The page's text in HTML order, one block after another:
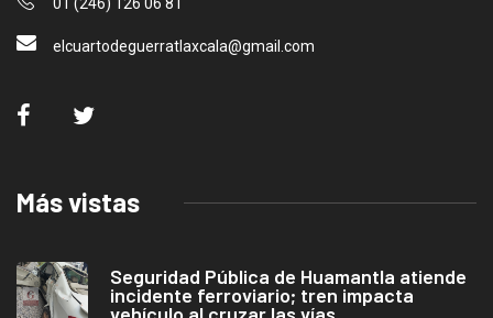
01 (246) 126 06 81
elcuartodeguerratlaxcala@gmail.com
Más vistas
Seguridad Pública de Huamantla atiende
incidente ferroviario; tren impacta